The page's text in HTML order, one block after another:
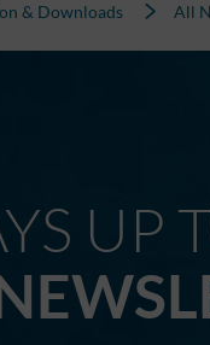
& Downloads All
UP